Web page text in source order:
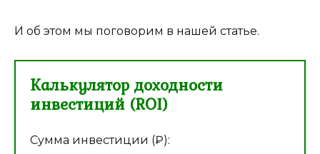
И об этом мы поговорим в нашей статье.
Калькулятор доходности
инвестиций (ROI)
Сумма инвестиции (₽):